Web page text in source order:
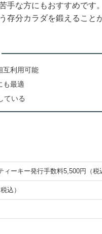
手な方にもおすすめです
存分カラダを鍛えること
互利用可能
も最適
ている
ィーキー発行手数料5,500円（税
込）